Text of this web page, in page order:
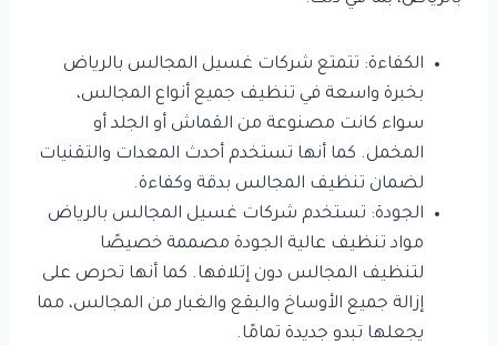
الكفاءة: تتمتع شركات غسيل المجالس بالرياض
بخبرة واسعة في تنظيف جميع أنواع المجالس،
سواء كانت مصنوعة من القماش أو الجلد أو
المخمل. كما أنها تستخدم أحدث المعدات والتقنيات
لضمان تنظيف المجالس بدقة وكفاءة.
الجودة: تستخدم شركات غسيل المجالس بالرياض
مواد تنظيف عالية الجودة مصممة خصيصًا
لتنظيف المجالس دون إتلافها. كما أنها تحرص على
إزالة جميع الأوساخ والبقع والغبار من المجالس، مما
يجعلها تبدو جديدة تمامًا.